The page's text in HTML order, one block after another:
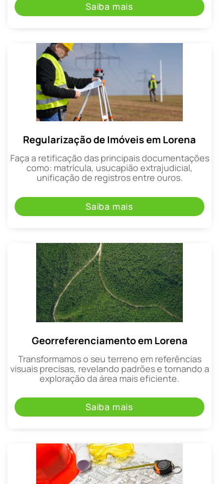
Saiba mais
Regularização de Imóveis em Lorena
Faça a retificação das principais documentações
como: matrícula, usucapião extrajudicial,
unificação de registros entre ouros.
Saiba mais
Georreferenciamento em Lorena
Transformamos o seu terreno em referências
visuais precisas, revelando padrões e tornando a
exploração da área mais eficiente.
Saiba mais